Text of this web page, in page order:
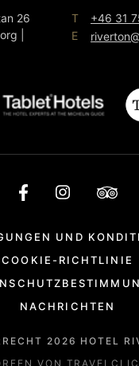
26
|
T
+46 31
E
UND
COOKIE-RICHTLINIE
NACHRICHTEN
2026 HOTEL
VON